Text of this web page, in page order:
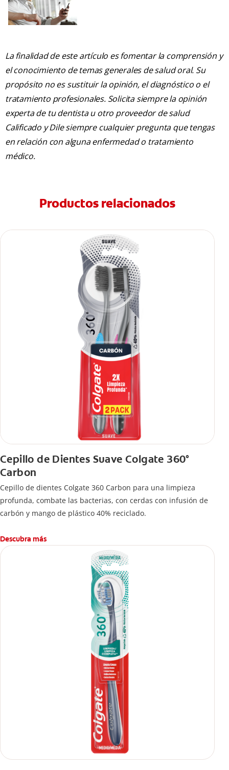
La finalidad de este artículo es fomentar la comprensión y
el conocimiento de temas generales de salud oral. Su
propósito no es sustituir la opinión, el diagnóstico o el
tratamiento profesionales. Solicita siempre la opinión
experta de tu dentista u otro proveedor de salud
Calificado y Dile siempre cualquier pregunta que tengas
en relación con alguna enfermedad o tratamiento
médico.
Productos relacionados
Cepillo de Dientes Suave Colgate 360°
Carbon
Cepillo de dientes Colgate 360 ​​Carbon para una limpieza
profunda, combate las bacterias, con cerdas con infusión de
carbón y mango de plástico 40% reciclado.
Descubra más